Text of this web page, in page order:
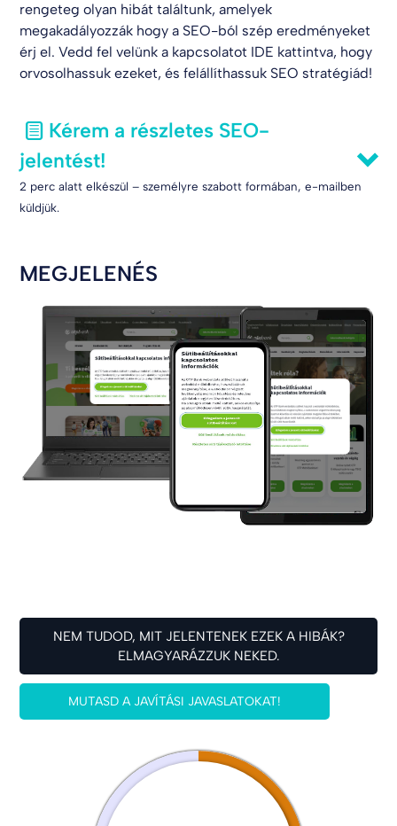
rengeteg olyan hibát találtunk, amelyek
megakadályozzák hogy a SEO-ból szép eredményeket
érj el. Vedd fel velünk a kapcsolatot IDE kattintva, hogy
orvosolhassuk ezeket, és felállíthassuk SEO stratégiád!
Kérem a részletes SEO-
jelentést!
2 perc alatt elkészül – személyre szabott formában, e-mailben
küldjük.
MEGJELENÉS
NEM TUDOD, MIT JELENTENEK EZEK A HIBÁK?
ELMAGYARÁZZUK NEKED.
MUTASD A JAVÍTÁSI JAVASLATOKAT!